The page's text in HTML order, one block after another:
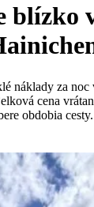
blízko
náklady za noc
cena
obdobia cesty.